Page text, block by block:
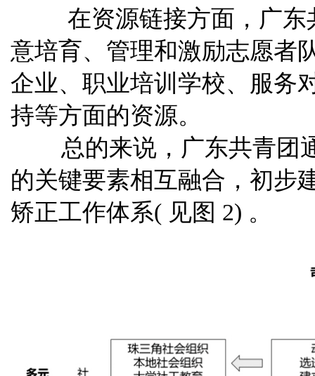
在资源链接方面，广东
意培育、 管理和激励志愿者
企业、 职业培训 学校、 服务
持等方面的资源。
总的来说，广东共青团
的关键要素相互融合，初步
矫正工作体系( 见图 2) 。